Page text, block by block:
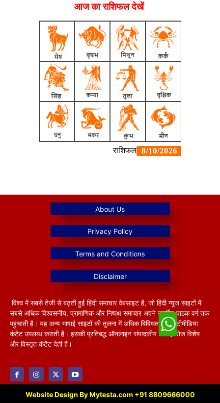
आज का राशिफल देखें
विश्व में सबसे तेजी से बढ़ती हुई हिंदी समाचार वेबसाइट है, जो हिंदी न्यूज साइटों में
सबसे अधिक विश्वसनीय, प्रामाणिक और निष्पक्ष समाचार अपने समर्पित पाठक वर्ग तक
पहुंचाती है। यह अन्य भाषाई साइटों की तुलना में अधिक विविधतापूर्ण मल्टीमीडिया
कंटेंट उपलब्ध कराती है। इसकी प्रतिबद्ध ऑनलाइन संपादकीय टीम हररोज विशेष
और विस्तृत कंटेंट देती है।
Website Design By Mytesta.com +91 8809666000